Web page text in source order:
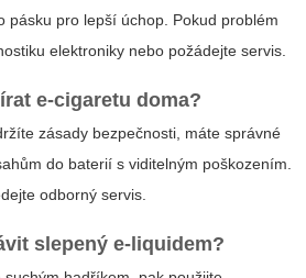
pásku pro lepší úchop. Pokud problém
elektroniky nebo požádejte servis.
e-cigaretu doma?
zásady bezpečnosti, máte správné
do baterií s viditelným poškozením.
odborný servis.
slepený e-liquidem?